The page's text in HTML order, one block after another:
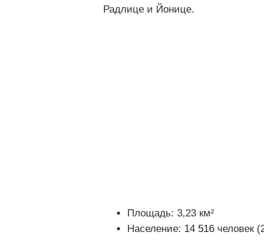
Радлице и Йонице.
Площадь: 3,23 км²
Население: 14 516 человек